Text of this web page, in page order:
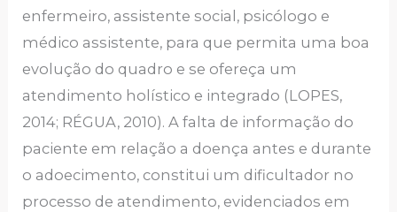
enfermeiro, assistente social, psicólogo e
médico assistente, para que permita uma boa
evolução do quadro e se ofereça um
atendimento holístico e integrado (LOPES,
2014; RÉGUA, 2010). A falta de informação do
paciente em relação a doença antes e durante
o adoecimento, constitui um dificultador no
processo de atendimento, evidenciados em